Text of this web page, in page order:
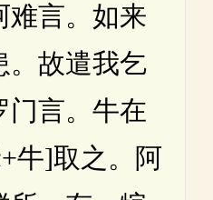
难言。如来
。故遣我乞
门言。牛在
牛]取之。阿